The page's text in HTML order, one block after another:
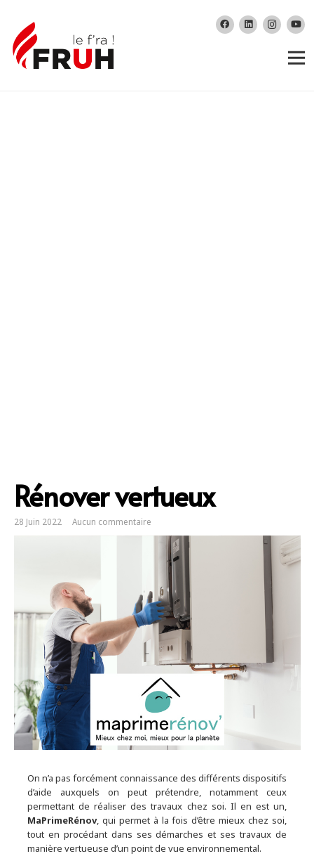
Rénover vertueux
28 Juin 2022 Aucun commentaire
On n’a pas forcément connaissance des différents dispositifs
d’aide auxquels on peut prétendre, notamment ceux
permettant de réaliser des travaux chez soi. Il en est un,
MaPrimeRénov, qui permet à la fois d’être mieux chez soi,
tout en procédant dans ses démarches et ses travaux de
manière vertueuse d’un point de vue environnemental.